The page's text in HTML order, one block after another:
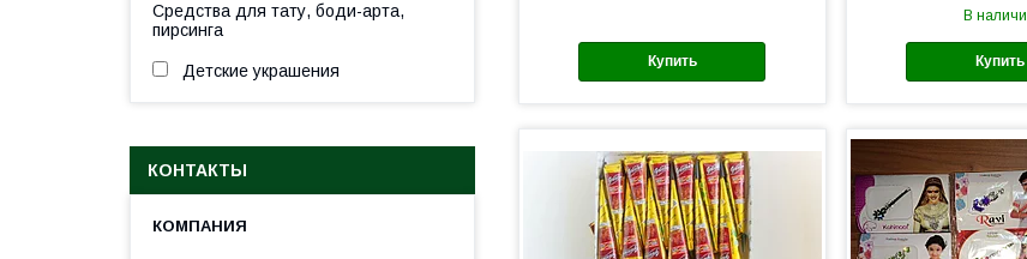
Купить
В
Купить
Средства для тату, боди-арта,
пирсинга
Детские украшения
КОНТАКТЫ